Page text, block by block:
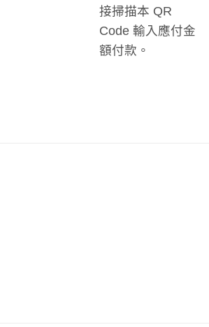
接掃描本 QR
Code 輸入應付金
額付款。